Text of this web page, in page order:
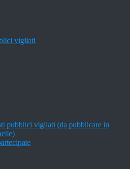
vigilati
pubblici vigilati (da pubblicare in